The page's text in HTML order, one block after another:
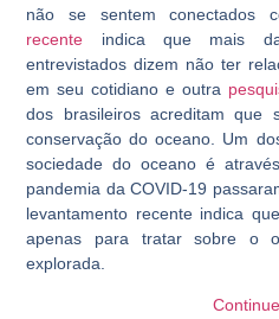
não se sentem conectados
recente indica que mais
entrevistados dizem não ter
em seu cotidiano e outra
dos brasileiros acreditam que
conservação do oceano. Um
sociedade do oceano é
pandemia da COVID-19
levantamento recente indica
apenas para tratar sobre o
explorada.